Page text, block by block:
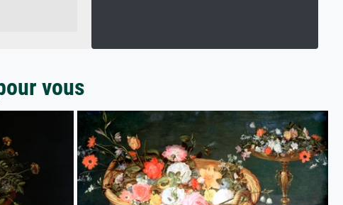
vous